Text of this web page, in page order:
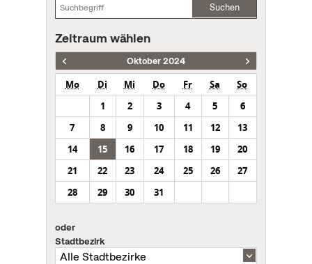
Suchen
Zeitraum wählen
Oktober 2024
Mo Di Mi Do Fr Sa
So
1
2 3 4 5
6
7
8 9 10 11 12
13
14
15 16 17 18 19
20
21
22 23 24 25 26
27
28
29 30 31
oder
Stadtbezirk